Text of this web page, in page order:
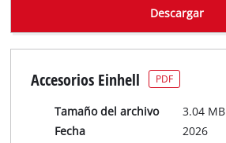
Descargar
Accesorios Einhell PDF
Tamaño del archivo
3.04 MB
Fecha
2026